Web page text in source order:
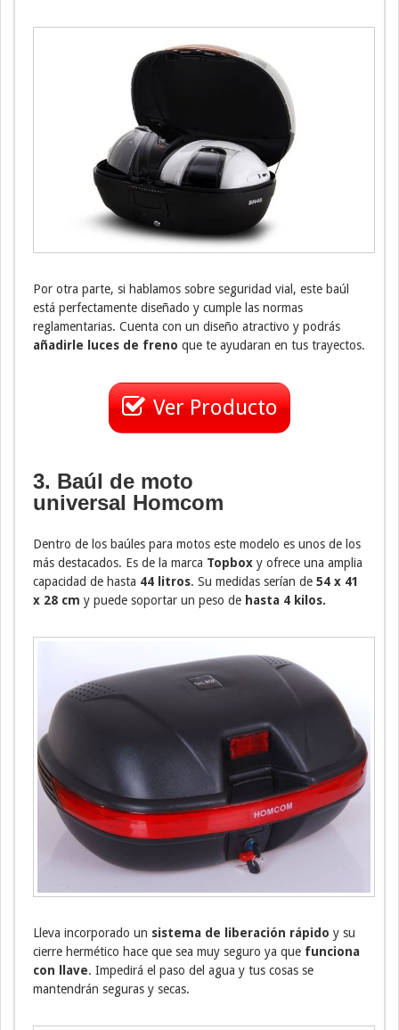
Por otra parte, si hablamos sobre seguridad vial, este baúl
está perfectamente diseñado y cumple las normas
reglamentarias. Cuenta con un diseño atractivo y podrás
añadirle luces de freno que te ayudaran en tus trayectos.
Ver Producto
3. Baúl de moto
universal Homcom
Dentro de los baúles para motos este modelo es unos de los
más destacados. Es de la marca Topbox y ofrece una amplia
capacidad de hasta 44 litros. Su medidas serían de 54 x 41
x 28 cm y puede soportar un peso de hasta 4 kilos.
Lleva incorporado un sistema de liberación rápido y su
cierre hermético hace que sea muy seguro ya que funciona
con llave. Impedirá el paso del agua y tus cosas se
mantendrán seguras y secas.